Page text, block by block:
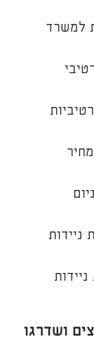
למשרד
ניידות
ושדרגו